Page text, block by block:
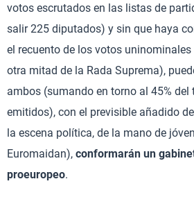
votos escrutados en las listas de
salir 225 diputados) y sin que haya
el recuento de los votos
otra mitad de la Rada Suprema),
ambos (sumando en torno al 45% del
emitidos), con el previsible añadido
la escena política, de la mano de
Euromaidan), conformarán un
proeuropeo.